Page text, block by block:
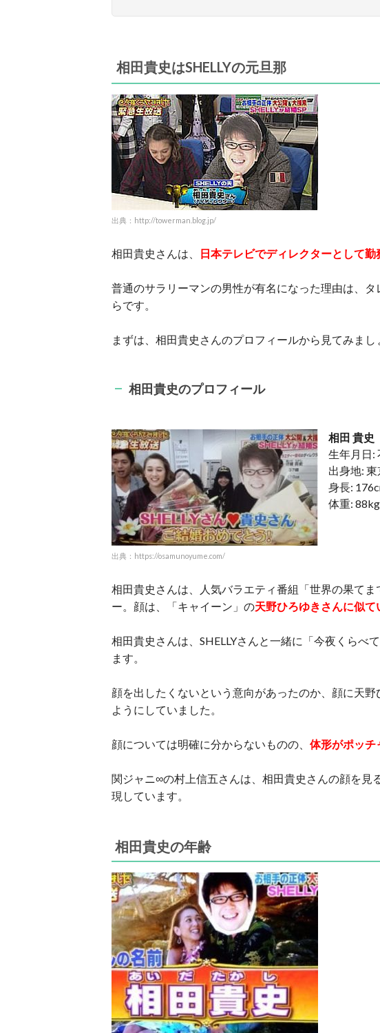
相田貴史はSHELLYの元旦那
出典：http://towerman.blog.jp/
相田貴史さんは、 日本テレビでディレクターとして
普通のサラリーマンの男性が有名になった理由は、タ
らです。
まずは、相田貴史さんのプロフィールから見てみまし
相田貴史のプロフィール
出典：https://osamunoyume.com/
相田 貴史
生年月日:
出身地:
身長:
体重: 88kg
相田貴史さんは、人気バラエティ番組「世界の果て
ー。顔は、「キャイーン」の天野ひろゆきさんに似て
相田貴史さんは、SHELLYさんと一緒に「今夜くらべ
ます。
顔を出したくないという意向があったのか、顔に天
ようにしていました。
顔については明確に分からないものの、 体形がポッチ
関ジャニ∞の村上信五さんは、相田貴史さんの顔を見
現しています。
相田貴史の年齢